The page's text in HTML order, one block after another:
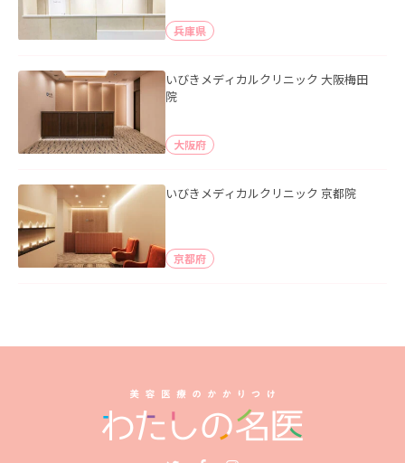
兵庫県
いびきメディカルクリニック 大阪梅田
院
大阪府
いびきメディカルクリニック 京都院
京都府